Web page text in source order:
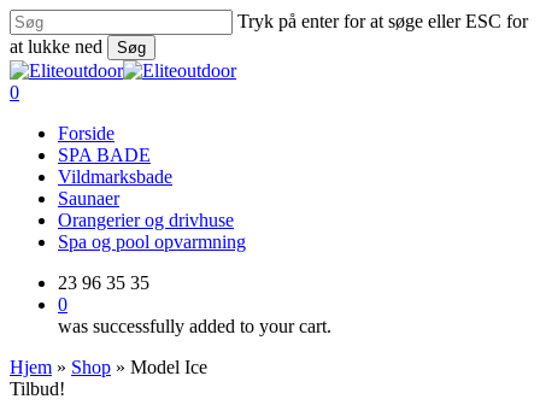
Skip
to
main
content
Tryk på enter for at søge eller ESC for
at lukke ned
Søg
Close
Search
0
Forside
SPA BADE
Vildmarksbade
Saunaer
Orangerier og drivhuse
Spa og pool opvarmning
23 96 35 35
0
was successfully added to your cart.
Hjem » Shop » Model Ice
Tilbud!